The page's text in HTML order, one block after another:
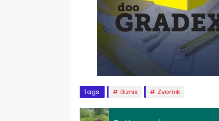
Tags: Biznis Zvornik